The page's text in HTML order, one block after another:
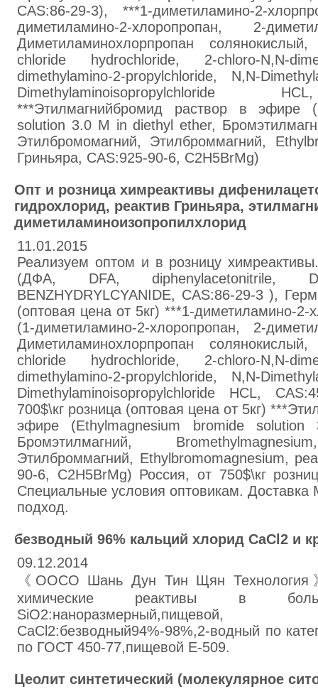
CAS:86-29-3), ***1-диметиламино-2-
диметиламино-2-хлоропропан, 2-
Диметиламинохлорпропан солянокислый,
chloride hydrochloride, 2-chloro-N,N-
dimethylamino-2-propylchloride, N,N-
Dimethylaminoisopropylchloride
***Этилмагнийбромид раствор в эфире
solution 3.0 M in diethyl ether,
Этилбромомагний, Этилброммагний,
Гриньяра, CAS:925-90-6, C2H5BrMg)
Опт и розница химреактивы
гидрохлорид, реактив Гриньяра,
диметиламиноизопропилхлорид
11.01.2015
Реализуем оптом и в розницу
(ДФА, DFA, diphenylacetonitrile,
BENZHYDRYLCYANIDE, CAS:86-29-3 ),
(оптовая цена от 5кг) ***1-диметиламино-2-
(1-диметиламино-2-хлоропропан, 2-
Диметиламинохлорпропан солянокислый,
chloride hydrochloride, 2-chloro-N,N-
dimethylamino-2-propylchloride, N,N-
Dimethylaminoisopropylchloride HCL,
700$\кг розница (оптовая цена от 5кг)
эфире (Ethylmagnesium bromide
Бромэтилмагний,
Этилброммагний, Ethylbromomagnesium,
90-6, C2H5BrMg) Россия, от 750$\кг
Специальные условия оптовикам.
подход.
безводный 96% кальций хлорид CaCl2 и
09.12.2014
《ООСО Шань Дун Тин Щян Технология
химические реактивы в
SiO2:наноразмерный,пищевой,
CaCl2:безводный94%-98%,2-водный по
по ГОСТ 450-77,пищевой E-509.
Цеолит синтетический (молекулярное